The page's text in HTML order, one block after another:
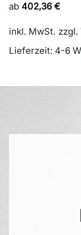
ab 402,36 €
inkl. MwSt. zzgl.
Lieferzeit: 4-6